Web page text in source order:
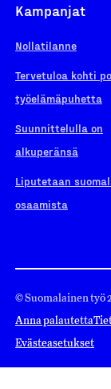
Kampanjat
Nollatilanne
Tervetuloa kohti
työelämäpuhetta
Suunnittelulla on
alkuperänsä
Liputetaan
osaamista
© Suomalainen työ
Anna palautetta
Evästeasetukset